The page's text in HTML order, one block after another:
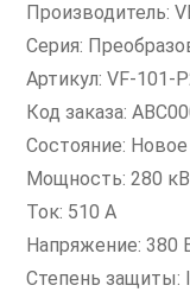
Производитель:
Серия:
Артикул: VF-101-
Код заказа:
Состояние: Новое
Мощность: 280
Ток: 510 А
Напряжение: 380
Степень защиты: